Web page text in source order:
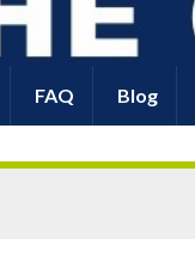
FAQ Blog